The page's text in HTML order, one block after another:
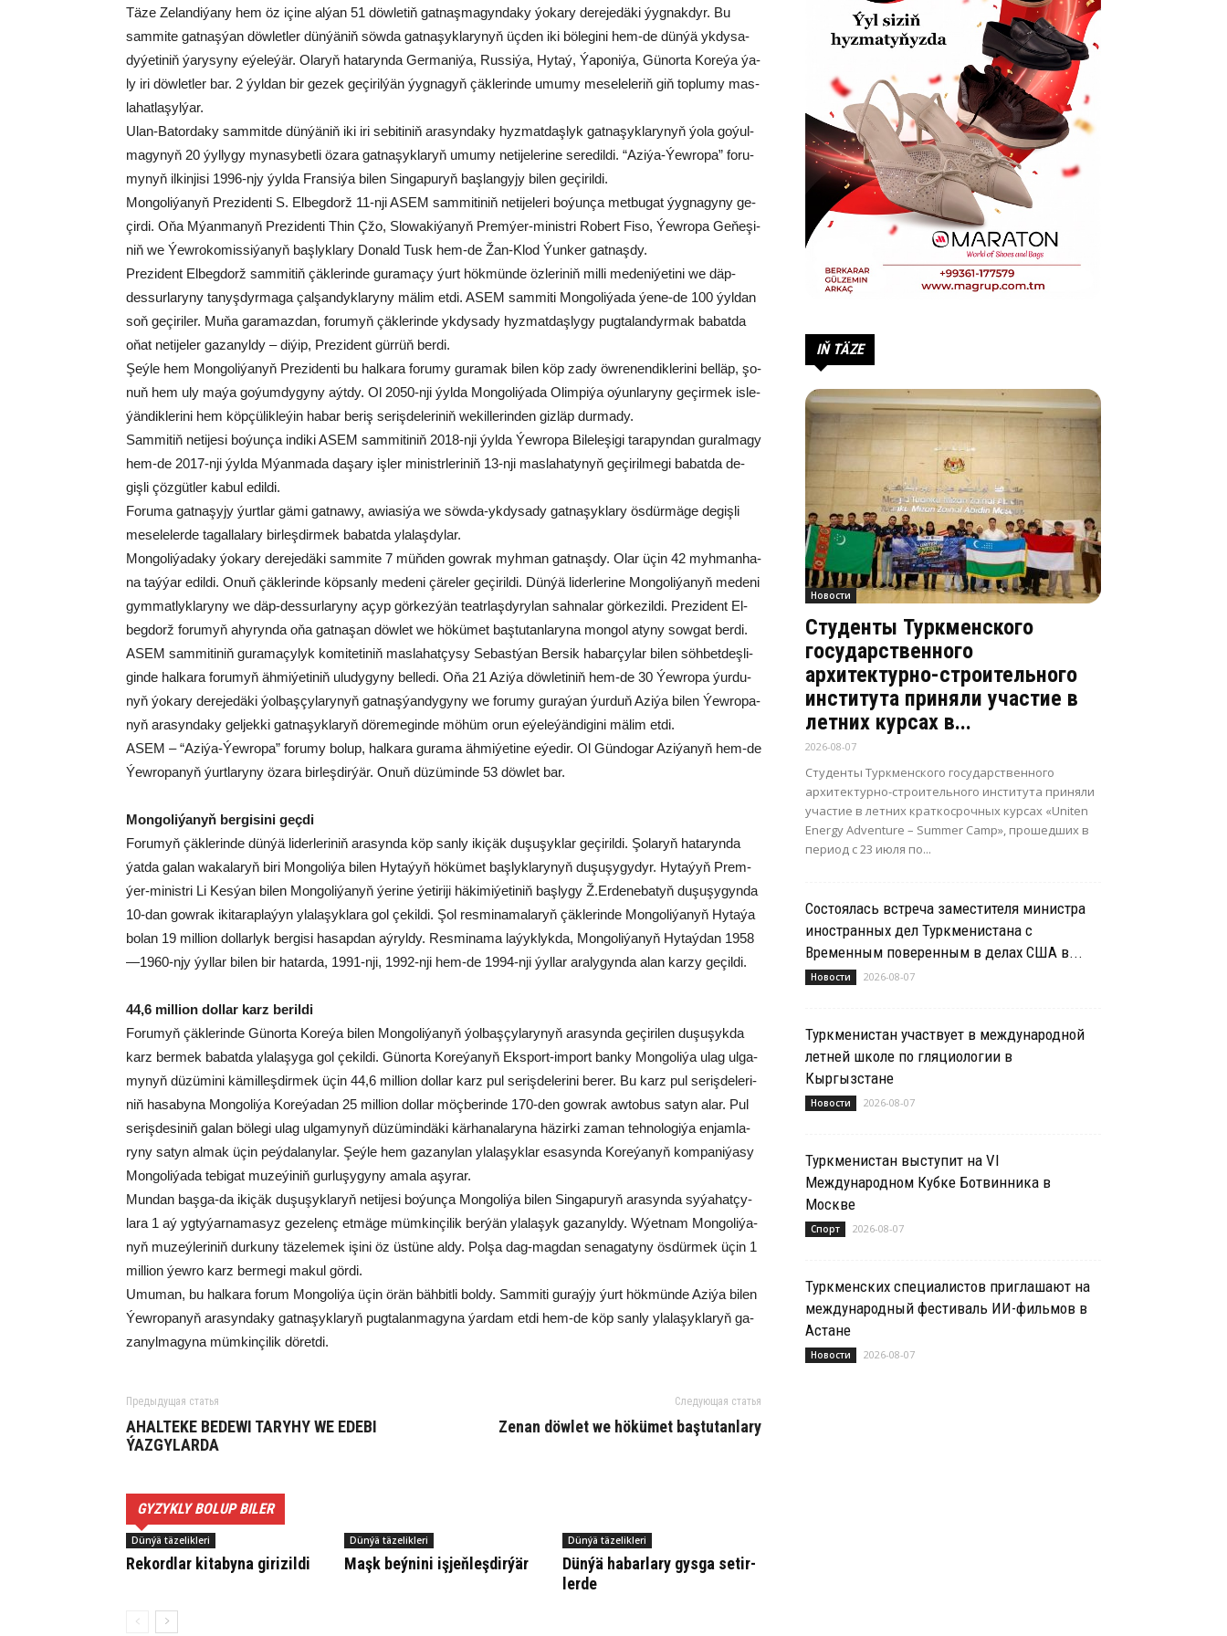
Tä­ze Ze­lan­di­ýa­ny hem öz içi­ne al­ýan 51 döw­le­tiň gat­naş­ma­gyn­da­ky ýo­ka­ry de­re­je­dä­ki ýyg­nak­dyr. Bu
sam­mi­te gat­naş­ýan döw­let­ler dün­ýä­niň söw­da gat­na­şyk­la­ry­nyň üç­den iki bö­le­gi­ni hem-de dün­ýä yk­dy­sa­
dy­ýe­ti­niň ýa­ry­sy­ny eýe­le­ýär. Ola­ryň ha­ta­ryn­da Ger­ma­ni­ýa, Rus­si­ýa, Hy­taý, Ýa­po­ni­ýa, Gü­nor­ta Ko­re­ýa ýa­
ly iri döw­let­ler bar. 2 ýyl­dan bir ge­zek ge­çi­ril­ýän ýyg­na­gyň çäk­le­rin­de umu­my me­se­le­le­riň giň top­lu­my mas­
la­hat­la­şyl­ýar.
Ulan-Ba­tor­da­ky sam­mit­de dün­ýä­niň iki iri se­bi­ti­niň ara­syn­da­ky hyz­mat­daş­lyk gat­na­şyk­la­ry­nyň ýo­la go­ýul­
ma­gy­nyň 20 ýyl­ly­gy my­na­sy­bet­li öza­ra gat­na­şyk­la­ryň umu­my ne­ti­je­le­ri­ne se­re­dil­di. “Azi­ýa-Ýew­ro­pa” fo­ru­
my­nyň il­kin­ji­si 1996-njy ýyl­da Fran­si­ýa bi­len Sin­ga­pu­ryň baş­lan­gy­jy bi­len ge­çi­ril­di.
Mon­go­li­ýa­nyň Pre­zi­den­ti S. El­beg­dorž 11-nji ASEM sam­mi­ti­niň ne­ti­je­le­ri bo­ýun­ça met­bu­gat ýyg­na­gy­ny ge­
çir­di. Oňa Mýan­ma­nyň Pre­zi­den­ti Thin Çžo, Slo­wa­ki­ýa­nyň Prem­ýer-mi­nist­ri Ro­bert Fi­so, Ýew­ro­pa Ge­ňe­şi­
niň we Ýew­ro­ko­mis­si­ýa­nyň baş­lyk­la­ry Do­nald Tusk hem-de Žan-Klod Ýun­ker gat­naş­dy.
Pre­zi­dent El­beg­dorž sam­mi­tiň çäk­le­rin­de gu­ra­ma­çy ýurt hök­mün­de özleriniň mil­li me­de­ni­ýe­ti­ni we däp-
des­sur­la­ry­ny tanyşdyrmaga ça­l­şan­dyklary­ny mä­lim et­di. ASEM sam­mi­ti Mon­go­li­ýa­da ýe­ne-de 100 ýyl­dan
soň ge­çi­ri­ler. Mu­ňa ga­ra­maz­dan, fo­ru­myň çäk­le­rin­de yk­dy­sa­dy hyz­mat­daş­ly­gy pug­ta­lan­dyr­mak ba­bat­da
oňat ne­ti­je­ler ga­za­nyl­dy – di­ýip, Pre­zi­dent gür­rüň ber­di.
Şeý­le hem Mon­go­li­ýa­nyň Pre­zi­den­ti bu hal­ka­ra fo­ru­my gu­ra­mak bi­len köp za­dy öw­re­nen­dik­le­ri­ni bel­läp, şo­
nuň hem uly ma­ýa go­ýum­dy­gy­ny aýt­dy. Ol 2050-nji ýyl­da Mon­go­li­ýa­da Olim­pi­ýa oýun­la­ry­ny geçirmek is­le­
ýän­dik­le­ri­ni hem köp­çü­lik­le­ýin ha­bar be­riş se­riş­de­le­ri­niň we­kil­le­rin­den giz­läp dur­ma­dy.
Sam­mi­tiň ne­ti­je­si bo­ýun­ça in­di­ki ASEM sam­mi­ti­niň 2018-nji ýyl­da Ýew­ro­pa Bi­le­le­şi­gi ta­ra­pyn­dan gu­ral­ma­gy
hem-de 2017-nji ýyl­da Mýan­ma­da da­şa­ry iş­ler mi­nistr­le­ri­niň 13-nji mas­la­ha­ty­nyň ge­çi­ril­me­gi ba­bat­da de­
giş­li çöz­güt­ler ka­bul edil­di.
Fo­ru­ma gat­na­şy­jy ýurt­lar gä­mi gat­na­wy, awia­si­ýa we söw­da-yk­dy­sa­dy gat­na­şyk­la­ry ös­dür­mä­ge de­giş­li
me­se­le­ler­de ta­gal­la­la­ry bir­leş­dir­mek ba­bat­da yla­laş­dy­lar.
Mon­go­li­ýa­da­ky ýo­ka­ry de­re­je­dä­ki sam­mi­te 7 müň­den gow­rak myh­man gat­naş­dy. Olar üçin 42 myh­man­ha­
na taý­ýar edil­di. Onuň çäk­le­rin­de köp­san­ly me­de­ni çä­re­ler ge­çi­ril­di. Dün­ýä li­der­le­ri­ne Mon­go­li­ýa­nyň me­de­ni
gym­mat­lyk­la­ry­ny we däp-des­sur­la­ry­ny açyp gör­kez­ýän teatr­laş­dy­ry­lan sah­na­lar gör­ke­zil­di. Pre­zi­dent El­
beg­dorž fo­ru­myň ahy­ryn­da oňa gat­na­şan döw­let we hö­kü­met baş­tu­tan­la­ry­na mon­gol aty­ny sow­gat ber­di.
ASEM sam­mi­ti­niň gu­ra­ma­çy­lyk ko­mi­te­ti­niň mas­la­hat­çy­sy Se­bast­ýan Ber­sik ha­bar­çy­la­r bilen söh­bet­deş­li­
gin­de hal­ka­ra fo­ru­myň äh­mi­ýe­ti­niň ulu­dy­gy­ny bel­le­di. Oňa 21 Azi­ýa döw­le­ti­niň hem-de 30 Ýew­ro­pa ýur­du­
nyň ýo­ka­ry de­re­je­dä­ki ýol­baş­çy­la­ry­nyň gat­naş­ýan­dy­gy­ny we fo­ru­my gu­ra­ýan ýur­duň Azi­ýa bi­len Ýew­ro­pa­
nyň ara­syn­da­ky gel­jek­ki gat­na­şyk­la­ryň dö­re­me­gin­de mö­hüm orun eýe­le­ýän­di­gi­ni mä­lim et­di.
ASEM – “Azi­ýa-Ýew­ro­pa” fo­ru­my bo­lup, hal­ka­ra gu­ra­ma äh­mi­ýe­ti­ne eýe­dir. Ol Gün­do­gar Azi­ýa­nyň hem-de
Ýew­ro­pa­nyň ýurt­la­ry­ny öza­ra bir­leş­dir­ýär. Onuň dü­zü­min­de 53 döw­let bar.
Mon­go­li­ýa­nyň ber­gi­si­ni geç­di
Fo­ru­myň çäk­le­rin­de dün­ýä li­der­le­ri­niň ara­syn­da köp san­ly iki­çäk du­şu­şyk­lar ge­çi­ril­di. Şo­la­ryň ha­ta­ryn­da
ýat­da ga­lan wa­ka­la­ryň bi­ri Mon­go­li­ýa bi­len Hy­ta­ýyň hö­kü­met baş­lyk­la­ry­nyň du­şu­şy­gydyr. Hy­ta­ýyň Prem­
ýer-mi­nist­ri Li Kes­ýan bi­len Mon­go­li­ýa­nyň ýe­ri­ne ýe­ti­ri­ji hä­ki­mi­ýe­ti­niň baş­ly­gy Ž.Er­de­ne­ba­tyň du­şu­şy­gyn­da
10-dan gow­rak iki­ta­rap­la­ýyn yla­la­şyk­la­ra gol çe­kil­di. Şol res­mi­na­ma­la­ryň çäk­le­rin­de Mon­go­li­ýa­nyň Hy­ta­ýa
bo­lan 19 mil­li­on dol­lar­lyk ber­gi­si ha­sap­dan aý­ryl­dy. Res­mi­na­ma la­ýyk­lyk­da, Mon­go­li­ýa­nyň Hy­taý­dan 1958
—1960-njy ýyl­lar bi­len bir ha­tar­da, 1991-nji, 1992-nji hem-de 1994-nji ýyl­lar ara­ly­gyn­da alan kar­zy ge­çil­di.
44,6 mil­li­on dol­lar karz be­ril­di
Fo­ru­myň çäk­le­rin­de Gü­nor­ta Ko­re­ýa bi­len Mon­go­li­ýa­nyň ýol­baş­çy­la­ry­nyň ara­syn­da ge­çi­ri­len du­şu­şyk­da
karz ber­mek ba­bat­da yla­la­şy­ga gol çe­kil­di. Gü­nor­ta Ko­re­ýa­nyň Eks­port-im­port ban­ky Mon­go­li­ýa ulag ul­ga­
my­nyň dü­zü­mi­ni kä­mil­leş­dir­mek üçin 44,6 mil­li­on dol­lar karz pul se­riş­de­le­ri­ni be­rer. Bu karz pul se­riş­de­le­ri­
niň ha­sa­by­na Mon­go­li­ýa Ko­re­ýa­dan 25 mil­li­on dol­lar möç­be­rin­de 170-den gow­rak aw­to­bus sa­tyn alar. Pul
se­riş­de­si­niň ga­lan bö­le­gi ulag ul­ga­my­nyň dü­zü­min­dä­ki kär­ha­na­la­ry­na hä­zir­ki za­man teh­no­lo­gi­ýa en­jam­la­
ry­ny sa­tyn al­mak üçin peý­da­la­ny­lar. Şeý­le hem ga­za­ny­lan yla­la­şyk­lar esa­syn­da Ko­re­ýa­nyň kom­pa­ni­ýa­sy
Mon­go­li­ýa­da te­bi­gat mu­ze­ýi­niň gur­lu­şy­gy­ny ama­la aşy­rar.
Mun­dan baş­ga-da iki­çäk du­şu­şyk­la­ryň ne­ti­je­si bo­ýun­ça Mon­go­li­ýa bi­len Sin­ga­pu­ryň ara­syn­da sy­ýa­hat­çy­
la­ra 1 aý yg­ty­ýar­na­ma­syz ge­ze­lenç et­mä­ge müm­kin­çi­lik ber­ýän yla­la­şyk ga­za­nyl­dy. Wýet­nam Mon­go­li­ýa­
nyň mu­zeý­le­ri­niň dur­ku­ny tä­ze­le­mek işi­ni öz üs­tü­ne al­dy. Pol­şa dag-mag­dan se­na­ga­ty­ny ös­dür­mek üçin 1
mil­li­on ýew­ro karz ber­me­gi ma­kul gör­di.
Umu­man, bu hal­ka­ra fo­rum Mon­go­li­ýa üçin örän bäh­bit­li bol­dy. Sam­mi­ti gu­raý­jy ýurt hök­mün­de Azi­ýa bi­len
Ýew­ro­pa­nyň ara­syn­da­ky gat­na­şyk­la­ryň pug­ta­lan­ma­gy­na ýar­dam et­di hem-de köp san­ly yla­la­şyk­la­ryň ga­
za­nyl­ma­gy­na müm­kin­çi­lik dö­ret­di.
Предыдущая статья
AHALTEKE BEDEWI TARYHY WE EDEBI
ÝAZGYLARDA
Следующая статья
Zenan döwlet we hökümet baştutanlary
GYZYKLY BOLUP BILER
Dünýä täzelikleri
Re­kord­lar ki­ta­by­na gi­ri­zil­di
Dünýä täzelikleri
Maşk beý­ni­ni iş­jeň­leş­dir­ýär
Dünýä täzelikleri
Dün­ýä ha­bar­la­ry gys­ga se­tir­
ler­de
IŇ TÄZE
Новости
Студенты Туркменского
государственного
архитектурно-строительного
института приняли участие в
летних курсах в...
2026-08-07
Студенты Туркменского государственного
архитектурно-строительного института приняли
участие в летних краткосрочных курсах «Uniten
Energy Adventure – Summer Camp», прошедших в
период с 23 июля по...
Состоялась встреча заместителя министра
иностранных дел Туркменистана с
Временным поверенным в делах США в...
Новости 2026-08-07
Туркменистан участвует в международной
летней школе по гляциологии в
Кыргызстане
Новости 2026-08-07
Туркменистан выступит на VI
Международном Кубке Ботвинника в
Москве
Спорт 2026-08-07
Туркменских специалистов приглашают на
международный фестиваль ИИ-фильмов в
Астане
Новости 2026-08-07